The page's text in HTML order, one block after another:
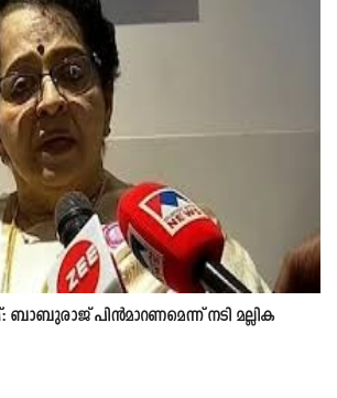
പിൻമാറണമെന്ന് നടി മല്ലിക